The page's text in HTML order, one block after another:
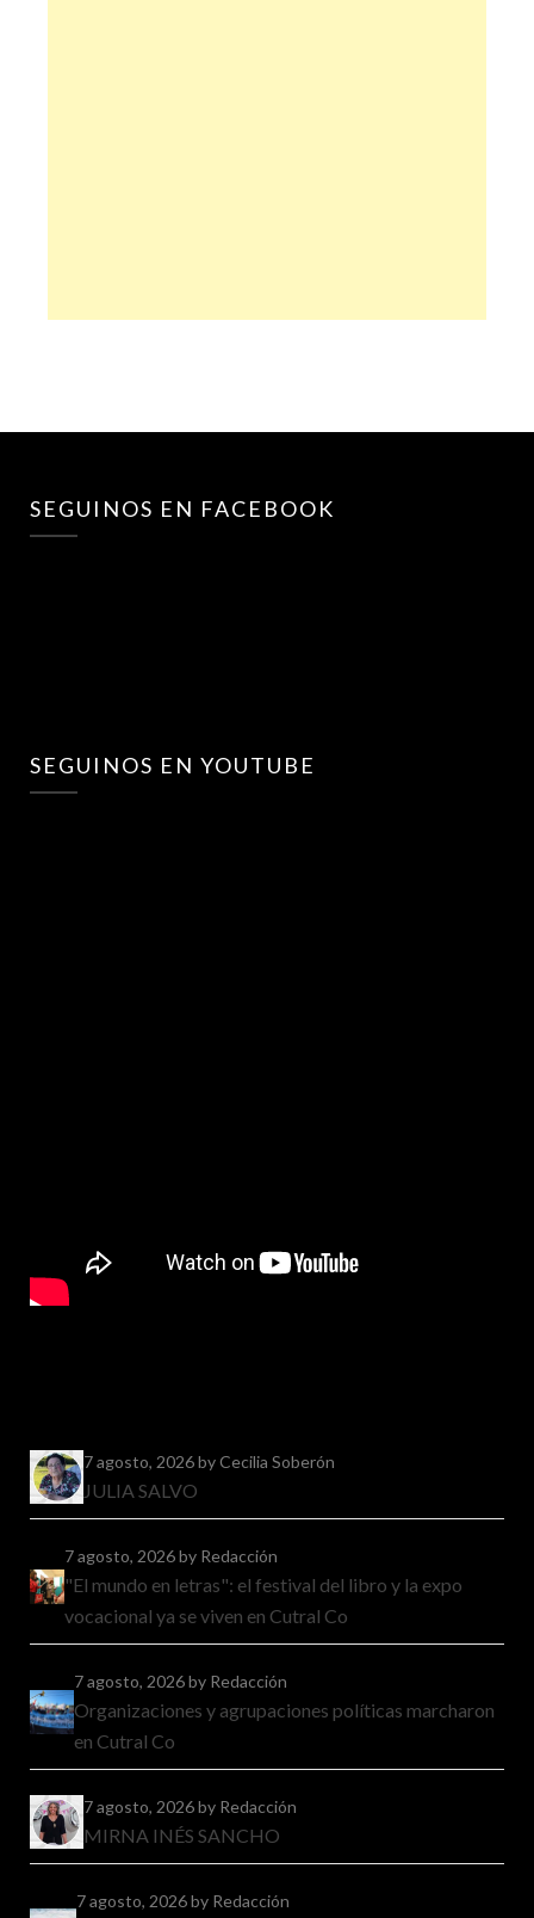
SEGUINOS EN FACEBOOK
SEGUINOS EN YOUTUBE
7 agosto, 2026by Cecilia Soberón
JULIA SALVO
7 agosto, 2026by Redacción
"El mundo en letras": el festival del libro y la expo
vocacional ya se viven en Cutral Co
7 agosto, 2026by Redacción
Organizaciones y agrupaciones políticas marcharon
en Cutral Co
7 agosto, 2026by Redacción
MIRNA INÉS SANCHO
7 agosto, 2026by Redacción